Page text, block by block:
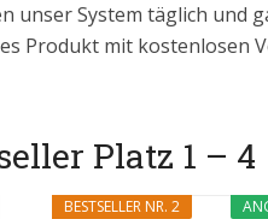
unser System täglich und
Produkt mit
Platz 1 – 4
BESTSELLER NR. 2